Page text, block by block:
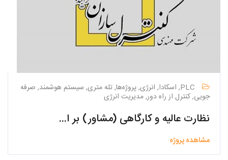
PLC, اسکادا, انرژی, پروژه‌ها, تله متری, سیستم هوشمند, صرفه
جویی, کنترل از راه دور, مدیریت انرژی
نظارت عالیه و کارگاهی (مشاور) بر اجرای (ساخت) تصفیه خانه فاضلاب شهرک صنعتی راوند و تصفیه خانه فاضلاب دانشگاه کاشان
مشاهده پروژه